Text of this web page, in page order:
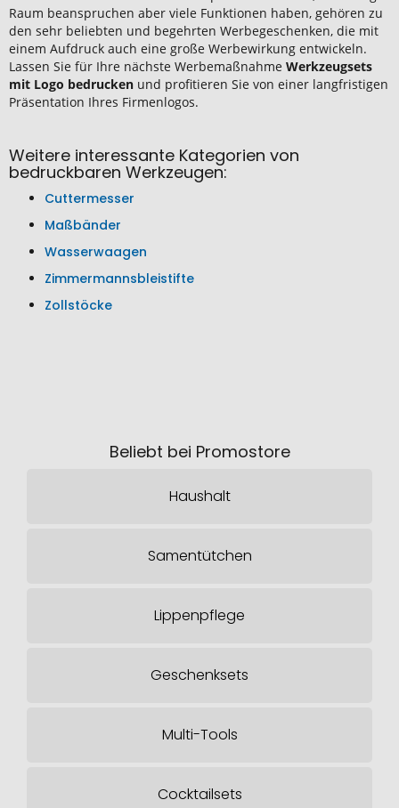
Raum beanspruchen aber viele Funktionen haben, gehören zu
den sehr beliebten und begehrten Werbegeschenken, die mit
einem Aufdruck auch eine große Werbewirkung entwickeln.
Lassen Sie für Ihre nächste Werbemaßnahme Werkzeugsets
mit Logo bedrucken und profitieren Sie von einer langfristigen
Präsentation Ihres Firmenlogos.
Weitere interessante Kategorien von
bedruckbaren Werkzeugen:
Cuttermesser
Maßbänder
Wasserwaagen
Zimmermannsbleistifte
Zollstöcke
Beliebt bei Promostore
Haushalt
Samentütchen
Lippenpflege
Geschenksets
Multi-Tools
Cocktailsets